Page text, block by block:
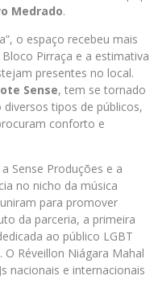
Medrado.
o espaço recebeu mais
Pirraça e a estimativa
presentes no local.
Sense, tem se tornado
tipos de públicos,
conforto e
Sense Produções e a
no nicho da música
para promover
da parceria, a primeira
ao público LGBT
Réveillon Niágara Mahal
nacionais e internacionais